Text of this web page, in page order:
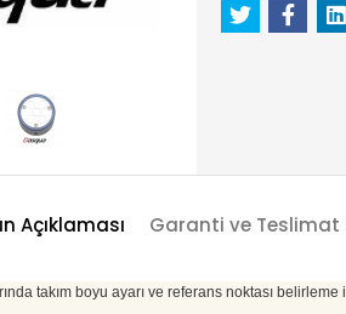
Açıklaması Garanti ve Teslimat
takım boyu ayarı ve referans noktası